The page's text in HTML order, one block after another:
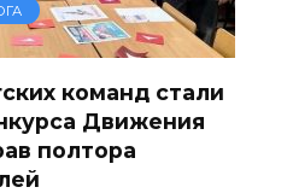
команд стали
Движения
полтора